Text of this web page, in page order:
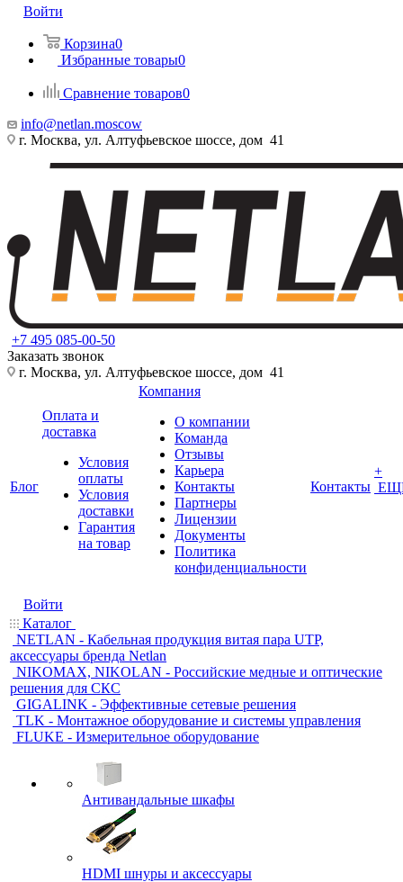
Войти
Корзина0
Избранные товары0
Сравнение товаров0
info@netlan.moscow
г. Москва, ул. Алтуфьевское шоссе, дом 41
+7 495 085-00-50
Заказать звонок
г. Москва, ул. Алтуфьевское шоссе, дом 41
Блог
Оплата и
доставка
Условия
оплаты
Условия
доставки
Гарантия
на товар
Компания
О компании
Команда
Отзывы
Карьера
Контакты
Партнеры
Лицензии
Документы
Политика
конфиденциальности
Контакты
+
Войти
Каталог
NETLAN - Кабельная продукция витая пара UTP,
аксессуары бренда Netlan
NIKOMAX, NIKOLAN - Российские медные и оптические
решения для СКС
GIGALINK - Эффективные сетевые решения
TLK - Монтажное оборудование и системы управления
FLUKE - Измерительное оборудование
Антивандальные шкафы
HDMI шнуры и аксессуары